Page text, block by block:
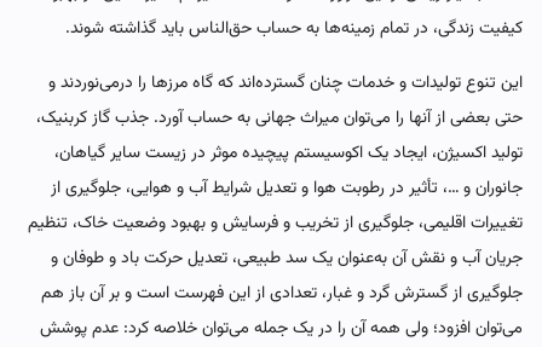
کیفیت زندگی، در تمام زمینه‌ها به حساب حق‌الناس باید گذاشته شوند.
این تنوع تولیدات و خدمات چنان گسترده‌اند که گاه مرزها را درمی‌نوردند و
حتی بعضی از آنها را می‌توان میراث جهانی به حساب آورد. جذب گاز کربنیک،
تولید اکسیژن، ایجاد یک اکوسیستم پیچیده موثر در زیست سایر گیاهان،
جانوران و …، تأثیر در رطوبت هوا و تعدیل شرایط آب و هوایی، جلوگیری از
تغییرات اقلیمی، جلوگیری از تخریب و فرسایش و بهبود وضعیت خاک، تنظیم
جریان آب و نقش آن به‌عنوان یک سد طبیعی، تعدیل حرکت باد و طوفان و
جلوگیری از گسترش گرد و غبار، تعدادی از این فهرست است و بر آن باز هم
می‌توان افزود؛ ولی همه آن را در یک جمله می‌توان خلاصه کرد: عدم پوشش